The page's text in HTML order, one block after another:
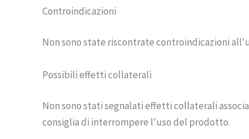
Controindicazioni
Non sono state riscontrate controindicazioni
Possibili effetti collaterali
Non sono stati segnalati effetti collaterali
consiglia di interrompere l'uso del prodotto.